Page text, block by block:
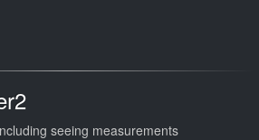
seeing measurements